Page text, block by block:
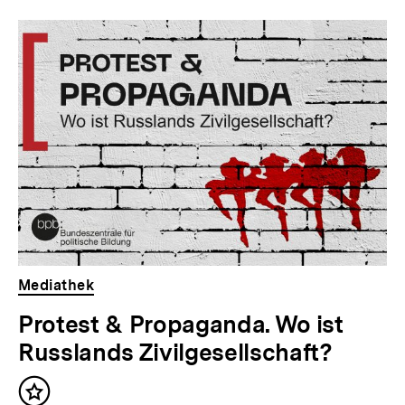
Dossier
zur
Thematik
Mediathek
Protest & Propaganda. Wo ist
Russlands Zivilgesellschaft?
Inhalt